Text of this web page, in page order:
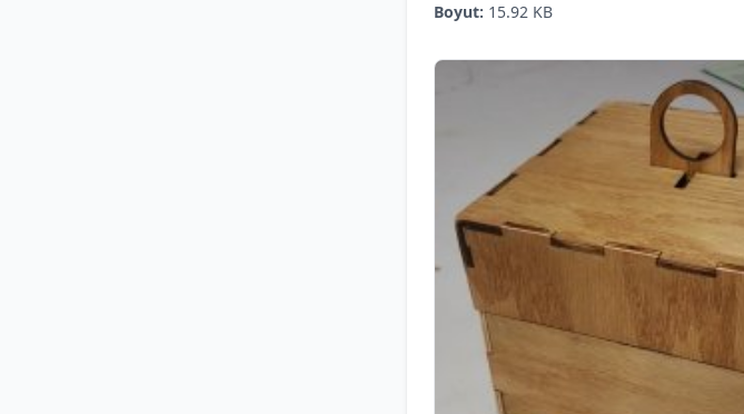
Boyut: 15.92 KB